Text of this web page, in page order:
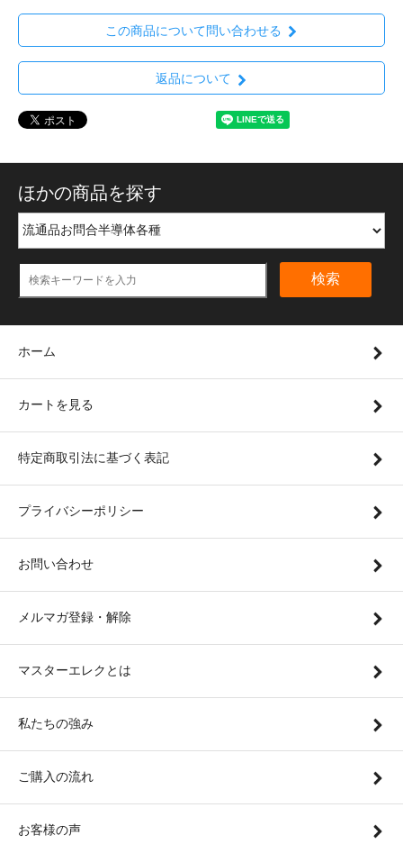
この商品について問い合わせる
返品について
ほかの商品を探す
検索
ホーム
カートを見る
特定商取引法に基づく表記
プライバシーポリシー
お問い合わせ
メルマガ登録・解除
マスターエレクとは
私たちの強み
ご購入の流れ
お客様の声